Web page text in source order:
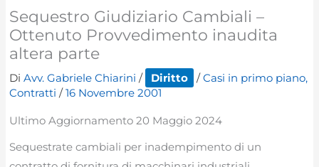
Sequestro Giudiziario Cambiali –
Ottenuto Provvedimento inaudita
altera parte
DiAvv. Gabriele Chiarini/ Diritto /Casi in primo piano,
Contratti /16 Novembre 2001
Ultimo Aggiornamento 20 Maggio 2024
Sequestrate cambiali per inadempimento di un